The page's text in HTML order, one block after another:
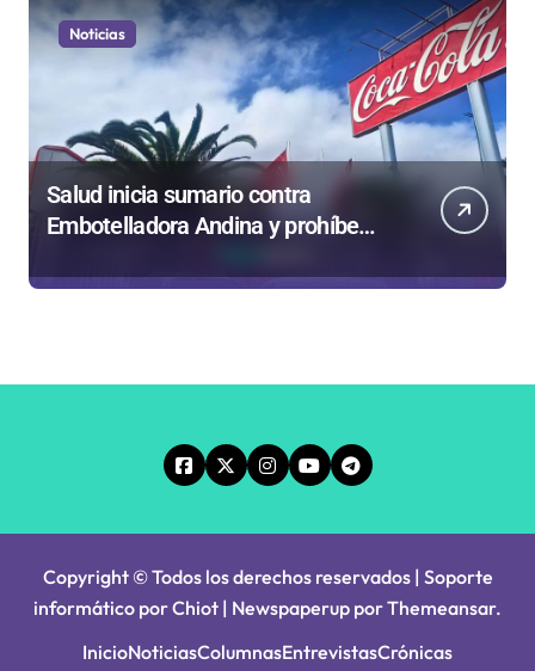
Noticias
Salud inicia sumario contra
Embotelladora Andina y prohíbe
laborales
Copyright © Todos los derechos reservados | Soporte
informático por Chiot | Newspaperup porThemeansar.
InicioNoticiasColumnasEntrevistasCrónicas